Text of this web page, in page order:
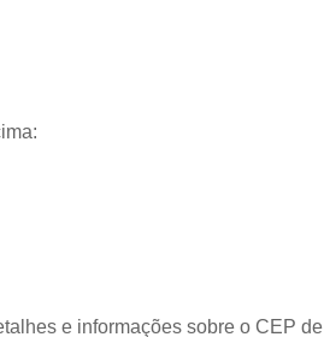
e informações sobre o CEP de